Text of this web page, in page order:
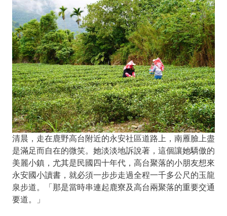
清晨，走在鹿野高台附近的永安社區道路上，南雁臉上盡
是滿足而自在的微笑。她淡淡地訴說著，這個讓她驕傲的
美麗小鎮，尤其是民國四十年代，高台聚落的小朋友想來
永安國小讀書，就必須一步步走過全程一千多公尺的玉龍
泉步道。「那是當時串連起鹿寮及高台兩聚落的重要交通
要道。」